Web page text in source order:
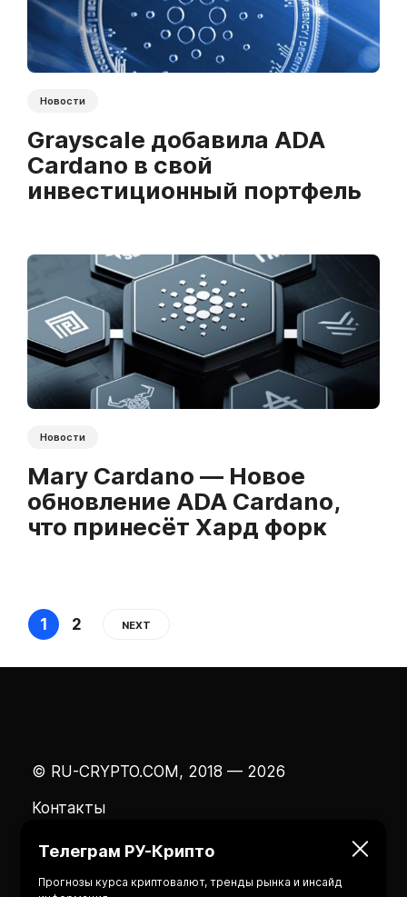
Новости
Grayscale добавила ADA
Cardano в свой
инвестиционный портфель
Новости
Mary Cardano — Новое
обновление ADA Cardano,
что принесёт Хард форк
1 2 NEXT
© RU-CRYPTO.COM, 2018 — 2026
Контакты
Телеграм РУ-Крипто
Прогнозы курса криптовалют, тренды рынка и инсайд